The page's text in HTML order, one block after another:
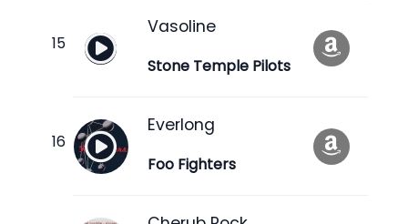
Vasoline
Stone Temple Pilots
Everlong
Foo Fighters